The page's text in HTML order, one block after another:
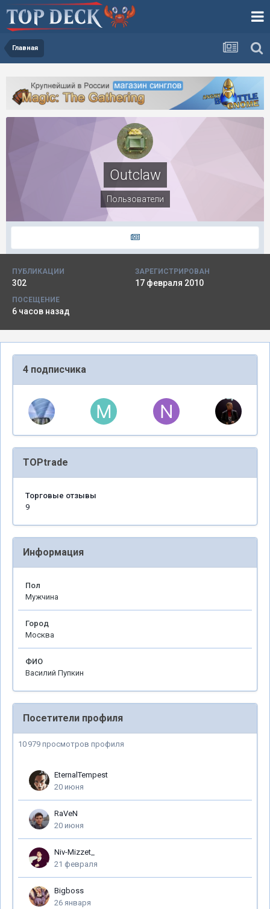
Главная
Outclaw
Пользователи
ПУБЛИКАЦИИ
302
ЗАРЕГИСТРИРОВАН
17 февраля 2010
ПОСЕЩЕНИЕ
6 часов назад
4 подписчика
TOPtrade
Торговые отзывы
9
Информация
Пол
Мужчина
Город
Москва
ФИО
Василий Пупкин
Посетители профиля
10 979 просмотров профиля
EternalTempest
20 июня
RaVeN
20 июня
Niv-Mizzet_
21 февраля
Bigboss
26 января